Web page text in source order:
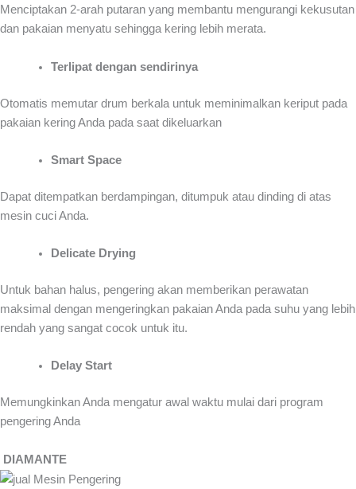
Menciptakan 2-arah putaran yang membantu mengurangi kekusutan
dan pakaian menyatu sehingga kering lebih merata.
Terlipat dengan sendirinya
Otomatis memutar drum berkala untuk meminimalkan keriput pada
pakaian kering Anda pada saat dikeluarkan
Smart Space
Dapat ditempatkan berdampingan, ditumpuk atau dinding di atas
mesin cuci Anda.
Delicate Drying
Untuk bahan halus, pengering akan memberikan perawatan
maksimal dengan mengeringkan pakaian Anda pada suhu yang lebih
rendah yang sangat cocok untuk itu.
Delay Start
Memungkinkan Anda mengatur awal waktu mulai dari program
pengering Anda
DIAMANTE